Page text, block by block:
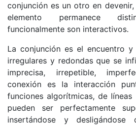
conjunción es un otro en
elemento permanece
funcionalmente son interactivos.
La conjunción es el encuentro
irregulares y redondas que se
imprecisa, irrepetible,
conexión es la interacción
funciones algorítmicas, de
pueden ser perfectamente
insertándose y